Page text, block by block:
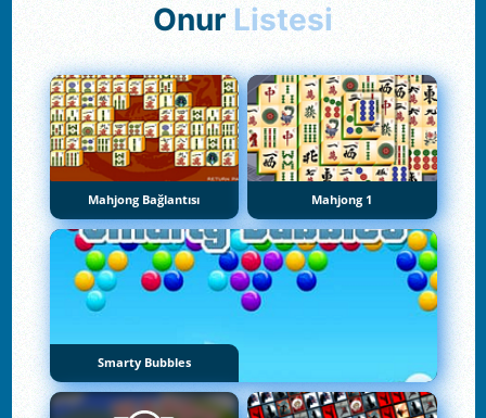
Onur Listesi
Mahjong Bağlantısı Mahjong 1
Smarty Bubbles